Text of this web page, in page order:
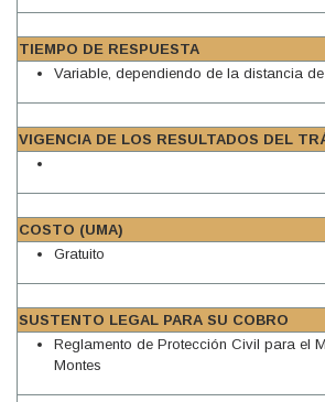
TIEMPO DE RESPUESTA
Variable, dependiendo de la distancia
VIGENCIA DE LOS RESULTADOS DEL
COSTO (UMA)
Gratuito
SUSTENTO LEGAL PARA SU COBRO
Reglamento de Protección Civil para el
Montes